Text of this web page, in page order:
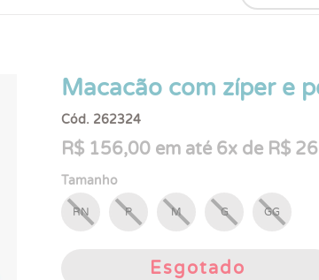
Macacão com zíper e
Cód. 262324
R$ 156,00 em até 6x de R$
Tamanho
RN P M G GG
Esgotado